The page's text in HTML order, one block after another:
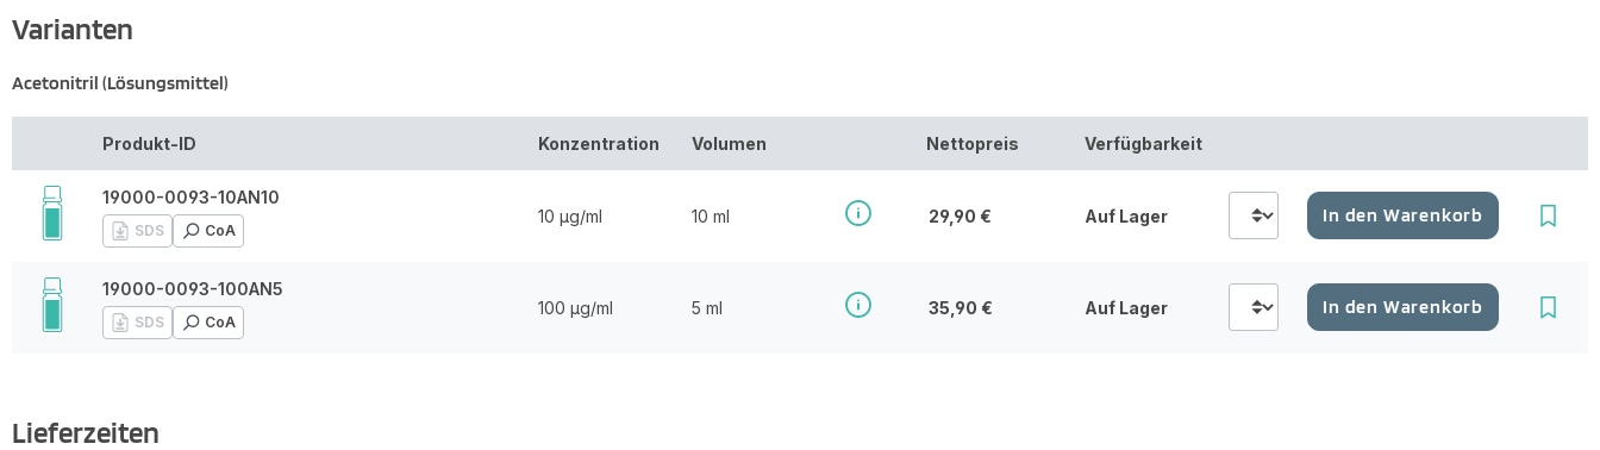
Varianten
Acetonitril (Lösungsmittel)
Produkt-ID Konzentration Volumen Nettopreis Verfügbarkeit
19000-0093-10AN10
SDS CoA
10 µg/ml 10 ml 29,90 € Auf Lager In den Warenkorb
19000-0093-100AN5
SDS CoA
100 µg/ml 5 ml 35,90 € Auf Lager In den Warenkorb
Lieferzeiten